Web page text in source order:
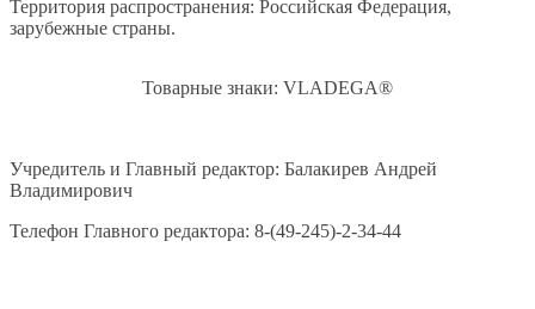
Территория распространения: Российская Федерация,
зарубежные страны.
Товарные знаки: VLADEGA®
Учредитель и Главный редактор: Балакирев Андрей
Владимирович
Телефон Главного редактора: 8-(49-245)-2-34-44